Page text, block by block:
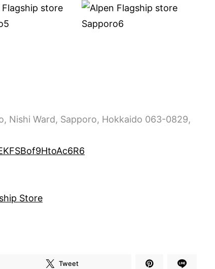
Nishi Ward, Sapporo, Hokkaido 063-0829,
Store
Tweet